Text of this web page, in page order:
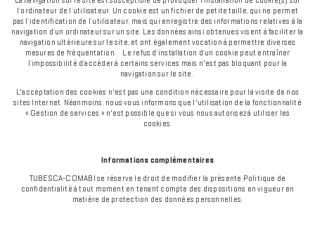
l’ordinateur de l’utilisateur. Un cookie est un fichier de petite taille, qui ne permet
pas l’identification de l’utilisateur, mais qui enregistre des informations relatives à la
navigation d’un ordinateur sur un site. Les données ainsi obtenues visent à faciliter la
navigation ultérieure sur le site, et ont également vocation à permettre diverses
mesures de fréquentation. Le refus d’installation d’un cookie peut entraîner
l’impossibilité d’accéder à certains services mais n'est pas bloquant pour la
navigation sur le site.
L'acceptation des cookies n'est pas une condition nécessaire pour la visite de nos
sites Internet. Néanmoins, nous vous informons que l'utilisation de la fonctionnalité
« Gestion de services » n'est possible que si vous nous autorisez à utiliser les
cookies.
Informations complémentaires
TUBESCA-COMABI se réserve le droit de modifier la présente Politique de
confidentialité à tout moment en tenant compte des dispositions en vigueur en
matière de protection des données personnelles.